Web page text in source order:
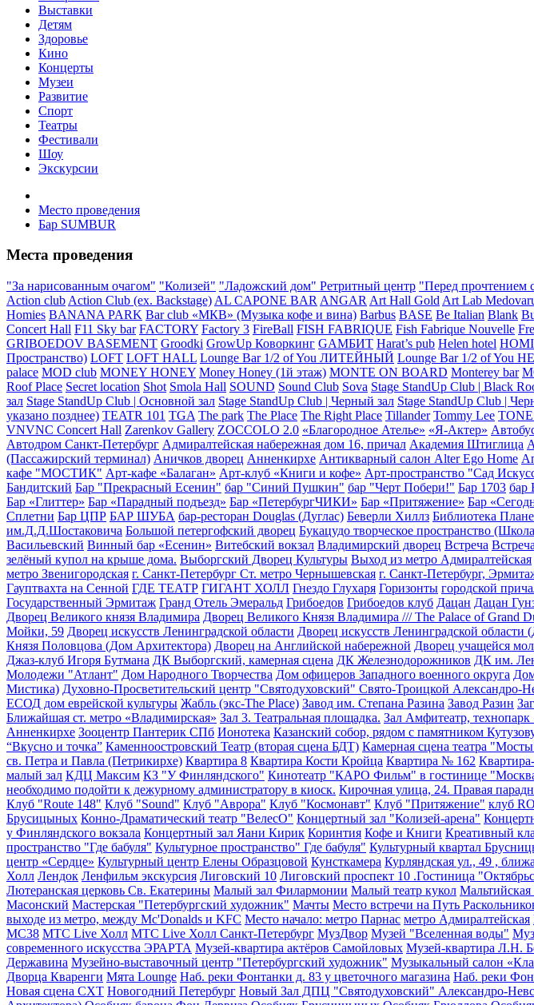
Выставки
Детям
Здоровье
Кино
Концерты
Музеи
Развитие
Спорт
Театры
Фестивали
Шоу
Экскурсии
Место проведения
Бар SUMBUR
Места проведения
"За нарисованным очагом" "Колизей" "Ладожский дом" Ретритный центр "Перед прочтением
Action club Action Club (ex. Backstage) AL CAPONE BAR ANGAR Art Hall Gold Art Lab
Homies BANANA PARK Bar club «МКВ» (Музыка кофе и вина) Barbus BASE Be Italian Blank
Concert Hall F11 Sky bar FACTORY Factory 3 FireBall FISH FABRIQUE Fish Fabrique Nouvelle
GRIBOEDOV BASEMENT Groodki GrowUp Коворкинг GАМБИТ Harat’s pub Helen hotel
Пространство) LOFT LOFT HALL Lounge Bar 1/2 of You ЛИТЕЙНЫЙ Lounge Bar 1/2 of You
palace MOD club MONEY HONEY Money Honey (1й этаж) MONTE ON BOARD Monterey bar
Roof Place Secret location Shot Smola Hall SOUND Sound Club Sova Stage StandUp Club | Black
зал Stage StandUp Club | Основной зал Stage StandUp Club | Черный зал Stage StandUp Club |
указано позднее) TEATR 101 TGA The park The Place The Right Place Tillander Tommy Lee
VNVNC Concert Hall Zarenkov Gallery ZOCCOLO 2.0 «Благородное Ателье» «Я-Актер»
Автодром Санкт-Петербург Адмиралтейская набережная дом 16, причал Академия Штиглица
(Пассажирский терминал) Аничков дворец Анненкирхе Антикварный салон Alter Ego Home
кафе "МОСТИК" Арт-кафе «Балаган» Арт-клуб «Книги и кофе» Арт-пространство "Сад
Бандитский Бар "Прекрасный Есенин" бар "Синий Пушкин" бар "Черт Побери!" Бар 1703 бар
Бар «Глиттер» Бар «Парадный подъезд» Бар «ПетербургЧИКИ» Бар «Притяжение» Бар
Сплетни Бар ЦПР БАР ШУБА бар-ресторан Douglas (Дуглас) Беверли Хиллз Библиотека
им.Д.Д.Шостаковича Большой петергофский дворец Букацудо творческое пространство
Васильевский Винный бар «Есенин» Витебский вокзал Владимирский дворец Встреча
зелёный купол на крыше дома. Выборгский Дворец Культуры Выход из метро Адмиралтейская
метро Звенигородская г. Санкт-Петербург Ст. метро Чернышевская г. Санкт-Петербург,
Гауптвахта на Сенной ГДЕ ТЕАТР ГИГАНТ ХОЛЛ Гнездо Глухаря Горизонты городской
Государственный Эрмитаж Гранд Отель Эмеральд Грибоедов Грибоедов клуб Дацан Дацан
Дворец Великого князя Владимира Дворец Великого Князя Владимира /// The Palace of Grand
Мойки, 59 Дворец искусств Ленинградской области Дворец искусств Ленинградской
Князя Половцова (Дом Архитектора) Дворец на Английской набережной Дворец учащейся
Джаз-клуб Игоря Бутмана ДК Выборгский, камерная сцена ДК Железнодорожников ДК им.
Молодежи "Атлант" Дом Народного Творчества Дом офицеров Западного военного округа
Мистика) Духовно-Просветительский центр "Святодуховский" Свято-Троицкой Александро-
ЕСОД дом еврейской культуры Жабль (экс-The Place) Завод им. Степана Разина Завод Разин
Ближайшая ст. метро «Владимирская» Зал 3. Театральная площадка. Зал Амфитеатр,
Анненкирхе Зооцентр Пантерик СПб Ионотека Казанский собор, рядом с памятником
“Вкусно и точка” Каменноостровский Театр (вторая сцена БДТ) Камерная сцена театра
св. Петра и Павла (Петрикирхе) Квартира 8 Квартира Кости Кройца Квартира № 162
малый зал КДЦ Максим КЗ "У Финляндского" Кинотеатр "КАРО Фильм" в гостинице
необходимо подойти к дежурному администратору в киоск. Кирочная улица, 24. Правая
Клуб "Route 148" Клуб "Sound" Клуб "Аврора" Клуб "Космонавт" Клуб "Притяжение" клуб
Брусицыных Конно-Драматический театр "ВелесО" Концертный зал "Колизей-арена"
у Финляндского вокзала Концертный зал Яани Кирик Коринтия Кофе и Книги Креативный
пространство "Где бабуля" Культурное пространство" Где бабуля" Культурный квартал
центр «Сердце» Культурный центр Елены Образцовой Кунсткамера Курляндская ул., 49 ,
Холл Лендок Ленфильм экскурсия Лиговский 10 Лиговский проспект 10 .Гостиница
Лютеранская церковь Св. Екатерины Малый зал Филармонии Малый театр кукол
Масонский Мастерская "Петербургский художник" Мачты Место встречи на Путь
выходе из метро, между Mc'Donalds и KFC Место начало: метро Парнас метро Адмиралтейская
МС38 МТС Live Холл МТС Live Холл Санкт-Петербург МузДвор Музей "Вселенная воды"
современного искусства ЭРАРТА Музей-квартира актёров Самойловых Музей-квартира Л.Н.
Державина Музейно-выставочный центр "Петербургский художник" Музыкальный салон
Дворца Кваренги Мята Lounge Наб. реки Фонтанки д. 83 у цветочного магазина Наб. реки
Новая сцена СХТ Новогодний Петербург Новый Зал ДПЦ "Святодуховский" Александро-